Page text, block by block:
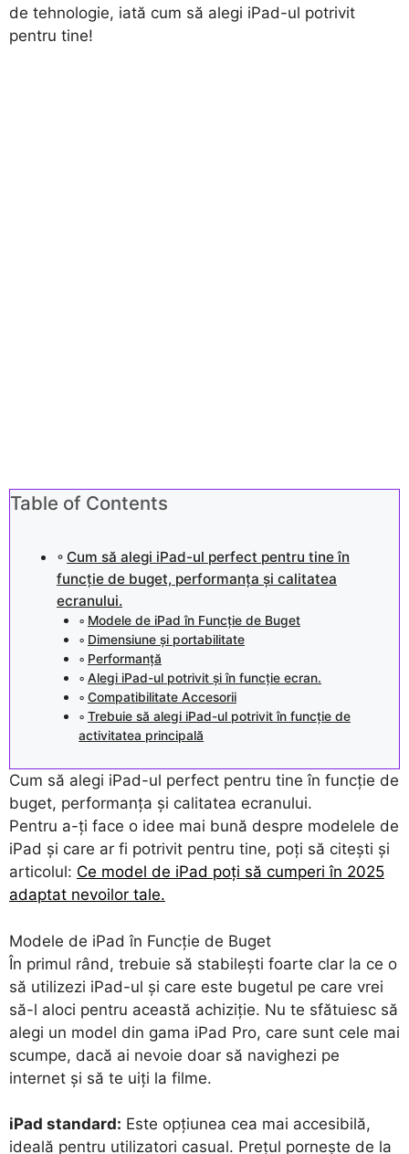
de tehnologie, iată cum să alegi iPad-ul potrivit
pentru tine!
Table of Contents
Cum să alegi iPad-ul perfect pentru tine în
funcție de buget, performanța și calitatea
ecranului.
Modele de iPad în Funcție de Buget
Dimensiune și portabilitate
Performanță
Alegi iPad-ul potrivit și în funcție ecran.
Compatibilitate Accesorii
Trebuie să alegi iPad-ul potrivit în funcție de
activitatea principală
Cum să alegi iPad-ul perfect pentru tine în funcție de
buget, performanța și calitatea ecranului.
Pentru a-ți face o idee mai bună despre modelele de
iPad și care ar fi potrivit pentru tine, poți să citești și
articolul: Ce model de iPad poți să cumperi în 2025
adaptat nevoilor tale.
Modele de iPad în Funcție de Buget
În primul rând, trebuie să stabilești foarte clar la ce o
să utilizezi iPad-ul și care este bugetul pe care vrei
să-l aloci pentru această achiziție. Nu te sfătuiesc să
alegi un model din gama iPad Pro, care sunt cele mai
scumpe, dacă ai nevoie doar să navighezi pe
internet și să te uiți la filme.
iPad standard: Este opțiunea cea mai accesibilă,
ideală pentru utilizatori casual. Prețul pornește de la